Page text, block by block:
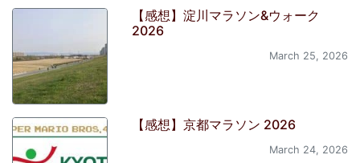
【感想】淀川マラソン&ウォーク
2026
March 25, 2026
【感想】京都マラソン 2026
March 24, 2026